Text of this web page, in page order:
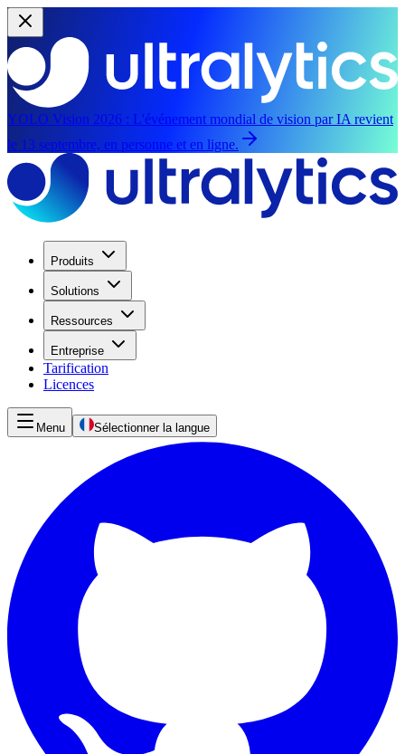
YOLO Vision 2026 : L'événement mondial de vision par IA revient
le 13 septembre, en personne et en ligne.
Produits
Solutions
Ressources
Entreprise
Tarification
Licences
Menu Sélectionner la langue